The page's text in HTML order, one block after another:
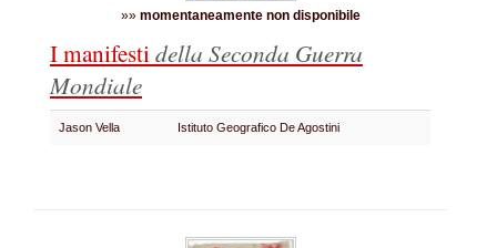
»» momentaneamente non disponibile
I manifestidella Seconda Guerra
Mondiale
Jason Vella Istituto Geografico De Agostini